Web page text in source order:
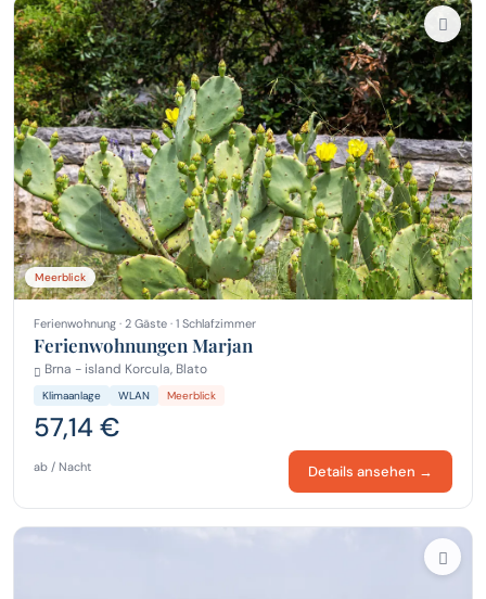
Meerblick
Ferienwohnung · 2 Gäste · 1 Schlafzimmer
Ferienwohnungen Marjan
Brna - island Korcula, Blato
Klimaanlage WLAN Meerblick
57,14 €
ab / Nacht Details ansehen →